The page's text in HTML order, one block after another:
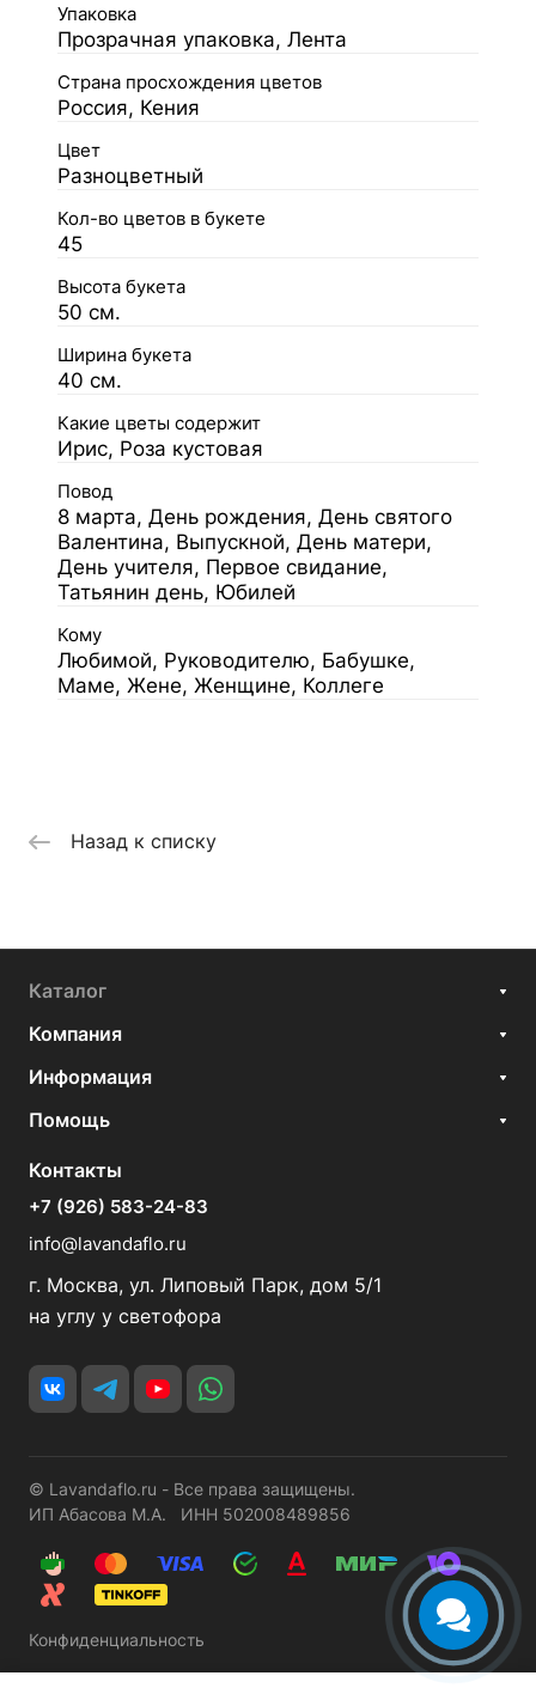
Упаковка
Прозрачная упаковка, Лента
Страна просхождения цветов
Россия, Кения
Цвет
Разноцветный
Кол-во цветов в букете
45
Высота букета
50 см.
Ширина букета
40 см.
Какие цветы содержит
Ирис, Роза кустовая
Повод
8 марта, День рождения, День святого
Валентина, Выпускной, День матери,
День учителя, Первое свидание,
Татьянин день, Юбилей
Кому
Любимой, Руководителю, Бабушке,
Маме, Жене, Женщине, Коллеге
Назад к списку
Каталог
Компания
Информация
Помощь
Контакты
+7 (926) 583-24-83
info@lavandaflo.ru
г. Москва, ул. Липовый Парк, дом 5/1
на углу у светофора
© Lavandaflo.ru - Все права защищены.
ИП Абасова М.А. ИНН 502008489856
Конфиденциальность